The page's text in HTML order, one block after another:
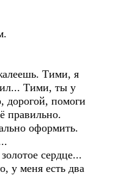
Тими, я
Тими, ты у
дорогой, помоги
правильно.
оформить.
сердце...
у меня есть два